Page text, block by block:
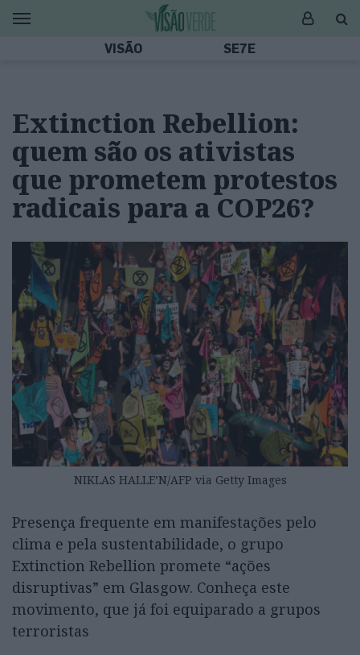
VISÃO SE7E
Extinction Rebellion:
quem são os ativistas
que prometem protestos
radicais para a COP26?
NIKLAS HALLE’N/AFP via Getty Images
Presença frequente em manifestações pelo
clima e pela sustentabilidade, o grupo
Extinction Rebellion promete “ações
disruptivas” em Glasgow. Conheça este
movimento, que já foi equiparado a grupos
terroristas